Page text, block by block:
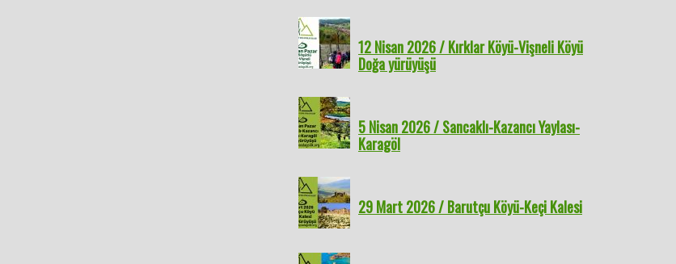
12 Nisan 2026 / Kırklar Köyü-Vişneli Köyü
Doğa yürüyüşü
5 Nisan 2026 / Sancaklı-Kazancı Yaylası-
Karagöl
29 Mart 2026 / Barutçu Köyü-Keçi Kalesi